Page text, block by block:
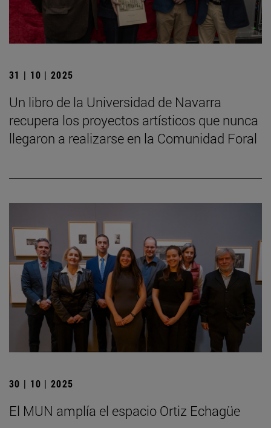
31 | 10 | 2025
Un libro de la Universidad de Navarra
recupera los proyectos artísticos que nunca
llegaron a realizarse en la Comunidad Foral
30 | 10 | 2025
El MUN amplía el espacio Ortiz Echagüe